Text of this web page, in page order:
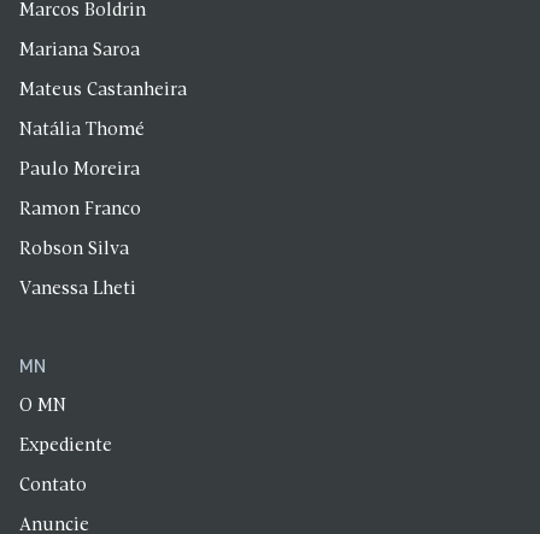
Marcos Boldrin
Mariana Saroa
Mateus Castanheira
Natália Thomé
Paulo Moreira
Ramon Franco
Robson Silva
Vanessa Lheti
MN
O MN
Expediente
Contato
Anuncie